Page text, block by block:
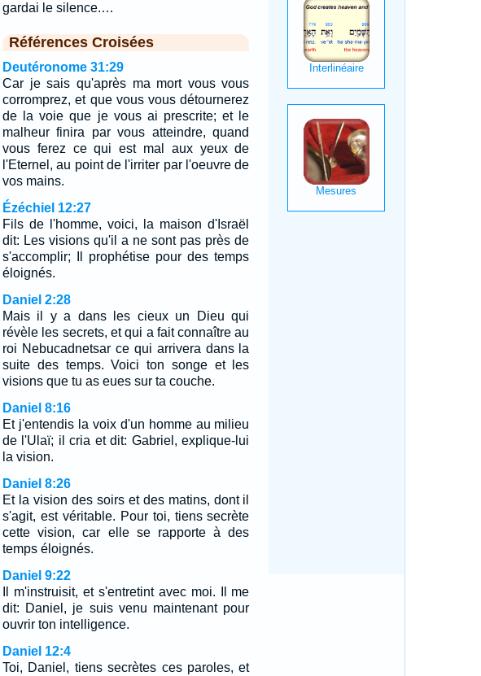
gardai le silence.…
Références Croisées
Deutéronome 31:29
Car je sais qu'après ma mort vous vous
corromprez, et que vous vous détournerez
de la voie que je vous ai prescrite; et le
malheur finira par vous atteindre, quand
vous ferez ce qui est mal aux yeux de
l'Eternel, au point de l'irriter par l'oeuvre de
vos mains.
Ézéchiel 12:27
Fils de l'homme, voici, la maison d'Israël
dit: Les visions qu'il a ne sont pas près de
s'accomplir; Il prophétise pour des temps
éloignés.
Daniel 2:28
Mais il y a dans les cieux un Dieu qui
révèle les secrets, et qui a fait connaître au
roi Nebucadnetsar ce qui arrivera dans la
suite des temps. Voici ton songe et les
visions que tu as eues sur ta couche.
Daniel 8:16
Et j'entendis la voix d'un homme au milieu
de l'Ulaï; il cria et dit: Gabriel, explique-lui
la vision.
Daniel 8:26
Et la vision des soirs et des matins, dont il
s'agit, est véritable. Pour toi, tiens secrète
cette vision, car elle se rapporte à des
temps éloignés.
Daniel 9:22
Il m'instruisit, et s'entretint avec moi. Il me
dit: Daniel, je suis venu maintenant pour
ouvrir ton intelligence.
Daniel 12:4
Toi, Daniel, tiens secrètes ces paroles, et